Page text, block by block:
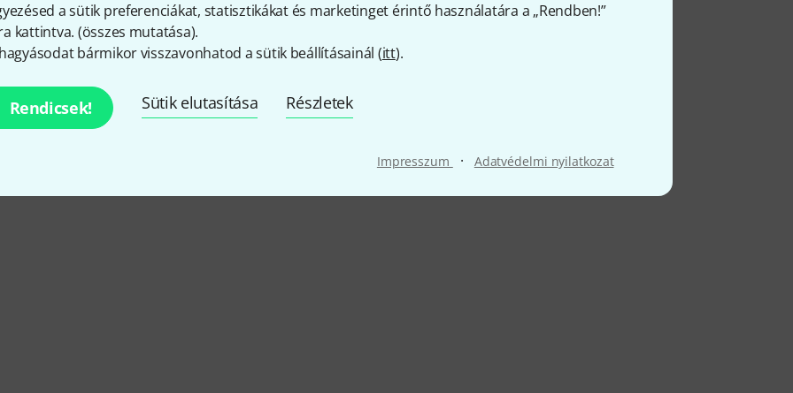
a sütik preferenciákat, statisztikákat és marketinget érintő használatára a „Rendben!”
kattintva. (összes mutatása).
bármikor visszavonhatod a sütik beállításainál (itt).
Rendicsek! Sütik elutasítása Részletek
Impresszum · Adatvédelmi nyilatkozat
Swamp Percussion akciói